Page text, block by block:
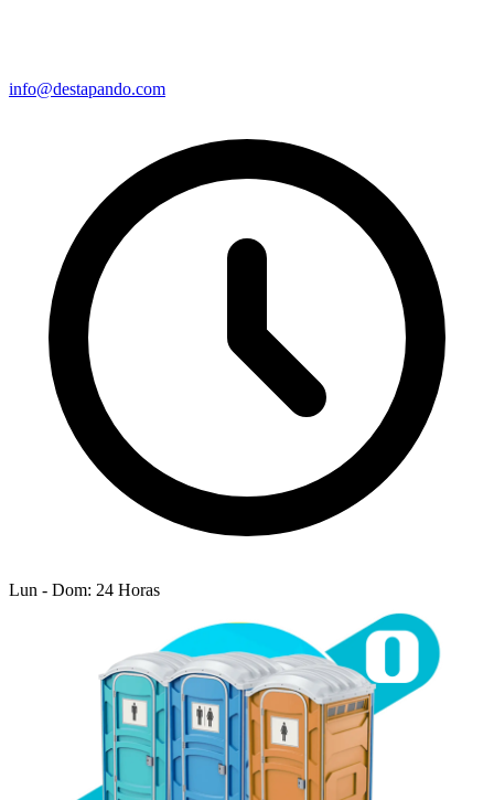
info@destapando.com
Lun - Dom: 24 Horas